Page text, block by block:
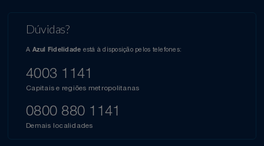
Dúvidas?
A Azul Fidelidade está à disposição pelos telefones:
4003 1141
Capitais e regiões metropolitanas
0800 880 1141
Demais localidades